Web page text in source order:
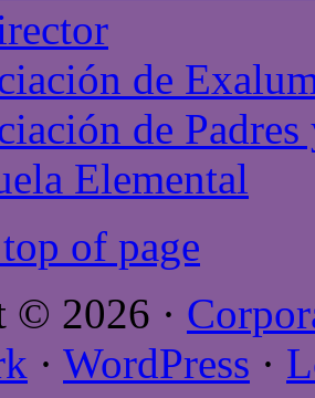
de
de
Elemental
of page
© 2026 ·
· WordPress ·